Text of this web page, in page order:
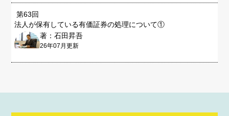
第63回
法人が保有している有価証券の処理について①
著：石田昇吾
26年07月更新